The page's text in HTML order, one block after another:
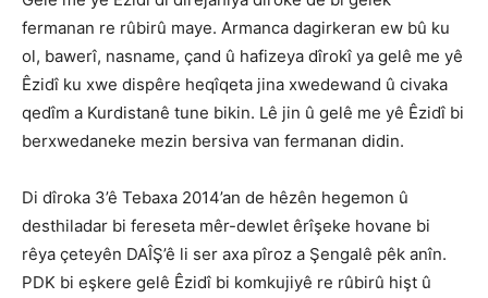
fermanan re rûbirû maye. Armanca dagirkeran ew bû ku
ol, bawerî, nasname, çand û hafizeya dîrokî ya gelê me yê
Êzidî ku xwe dispêre heqîqeta jina xwedewand û civaka
qedîm a Kurdistanê tune bikin. Lê jin û gelê me yê Êzidî bi
berxwedaneke mezin bersiva van fermanan didin.
Di dîroka 3’ê Tebaxa 2014’an de hêzên hegemon û
desthiladar bi fereseta mêr-dewlet êrîşeke hovane bi
rêya çeteyên DAÎŞ’ê li ser axa pîroz a Şengalê pêk anîn.
PDK bi eşkere gelê Êzidî bi komkujiyê re rûbirû hişt û